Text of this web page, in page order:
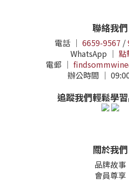
聯絡我們
電話 ｜ 6659-9567 /
WhatsApp ｜ 點
電郵 ｜
辦公時間 ｜
追蹤我們輕鬆學
關於我們
品牌故事
會員尊享